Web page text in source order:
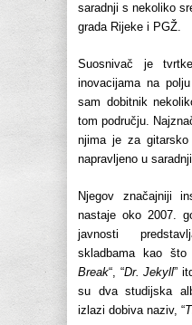
saradnji s nekoliko
grada Rijeke i PGŽ.
Suosnivač je
inovacijama na
sam dobitnik
tom području.
njima je za gitarsko
napravljeno u
Njegov značajniji
nastaje oko 2007.
javnosti
skladbama kao
Break“, “Dr. Jekyll”
su dva studijska
izlazi dobiva naziv, “